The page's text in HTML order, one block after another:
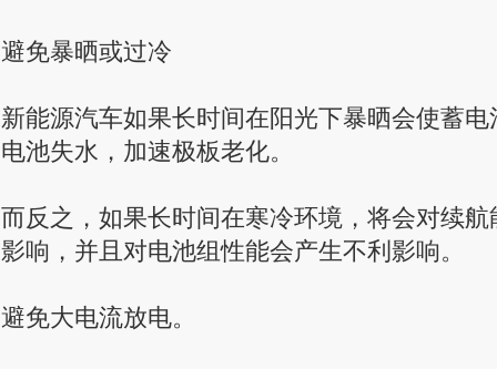
避免暴晒或过冷
新能源汽车如果长时间在阳光下暴晒会使蓄
电池失水，加速极板老化。
而反之，如果长时间在寒冷环境，将会对续
影响，并且对电池组性能会产生不利影响。
避免大电流放电。